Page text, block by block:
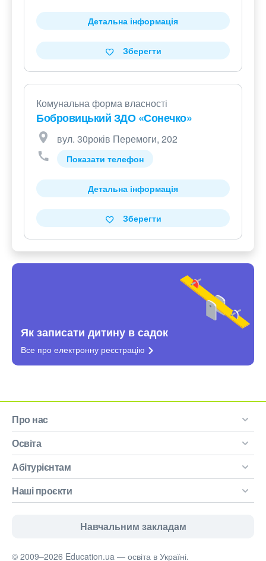
Детальна інформація
Зберегти
Комунальна форма власності
Бобровицький ЗДО «Сонечко»
вул. 30років Перемоги, 202
Показати телефон
Детальна інформація
Зберегти
Як записати дитину в садок
Все про електронну реєстрацію
Про нас
Освіта
Абітурієнтам
Наші проєкти
Навчальним закладам
© 2009–2026 Education.ua — освіта в Україні.